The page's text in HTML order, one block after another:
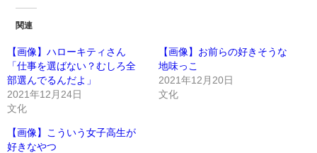
関連
【画像】ハローキティさん
「仕事を選ばない？むしろ全
部選んでるんだよ」
2021年12月24日
文化
【画像】お前らの好きそうな
地味っこ
2021年12月20日
文化
【画像】こういう女子高生が
好きなやつ